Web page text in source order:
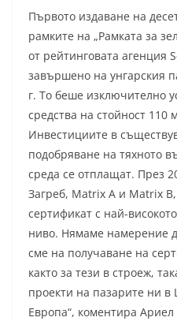
Първото издаване на
рамките на „Рамката за
от рейтинговата агенция
завършено на унгарския
г. То беше изключително
средства на стойност 110
Инвестициите в
подобряване на тяхното
среда се отплащат. През
Загреб, Matrix A и Matrix B,
сертификат с най-
ниво. Нямаме намерение
сме на получаване на
както за тези в строеж,
проекти на пазарите ни
Европа“, коментира